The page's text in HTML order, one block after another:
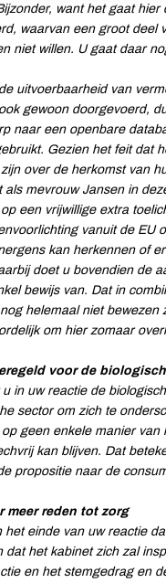
want het gaat
waarvan een groot deel
niet willen. U gaat daar
uitvoerbaarheid van
gewoon doorgevoerd,
naar een openbare
Gezien het feit dat
over de herkomst van
als mevrouw Jansen in
een vrijwillige extra
vanuit de EU
kan herkennen of
doet u bovendien de
bewijs van. Dat in
helemaal niet
om hier zomaar
voor de
u in uw reactie de
sector om zich te
geen enkele manier
kan blijven. Dat
propositie naar de
meer reden tot zorg
het einde van uw reactie
dat het kabinet zich zal
en het stemgedrag en